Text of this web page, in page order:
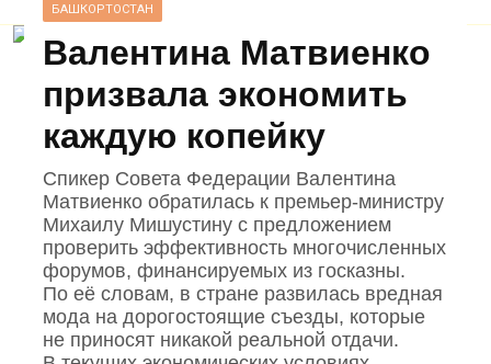
БАШКОРТОСТАН
Валентина Матвиенко
призвала экономить
каждую копейку
Спикер Совета Федерации Валентина
Матвиенко обратилась к премьер‑министру
Михаилу Мишустину с предложением
проверить эффективность многочисленных
форумов, финансируемых из госказны.
По её словам, в стране развилась вредная
мода на дорогостоящие съезды, которые
не приносят никакой реальной отдачи.